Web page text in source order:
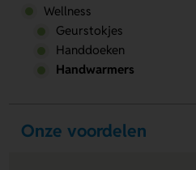
Wellness
Geurstokjes
Handdoeken
Handwarmers
Onze voordelen